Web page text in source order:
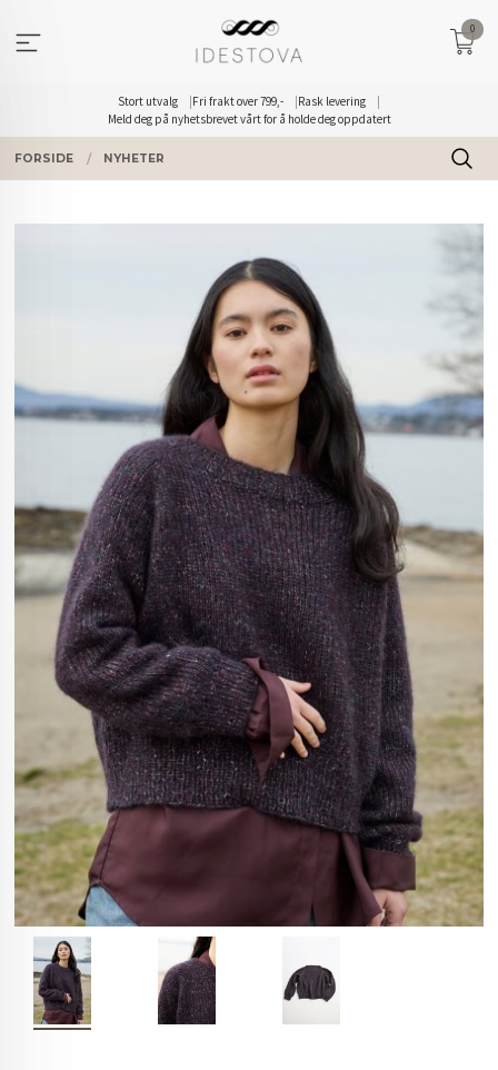
innholdet
Stort utvalg Fri frakt over 799,-
Rask levering
Meld deg på nyhetsbrevet vårt for å holde deg oppdatert
0
FORSIDE NYHETER